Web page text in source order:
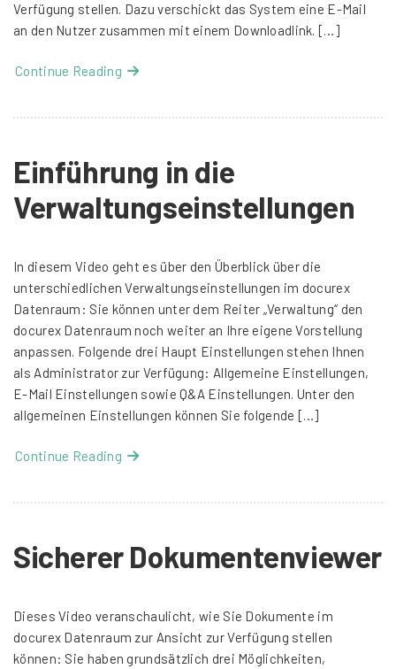
Verfügung stellen. Dazu verschickt das System eine E-Mail
an den Nutzer zusammen mit einem Downloadlink. […]
Continue Reading
Einführung in die
Verwaltungseinstellungen
In diesem Video geht es über den Überblick über die
unterschiedlichen Verwaltungseinstellungen im docurex
Datenraum: Sie können unter dem Reiter „Verwaltung“ den
docurex Datenraum noch weiter an Ihre eigene Vorstellung
anpassen. Folgende drei Haupt Einstellungen stehen Ihnen
als Administrator zur Verfügung: Allgemeine Einstellungen,
E-Mail Einstellungen sowie Q&A Einstellungen. Unter den
allgemeinen Einstellungen können Sie folgende […]
Continue Reading
Sicherer Dokumentenviewer
Dieses Video veranschaulicht, wie Sie Dokumente im
docurex Datenraum zur Ansicht zur Verfügung stellen
können: Sie haben grundsätzlich drei Möglichkeiten,